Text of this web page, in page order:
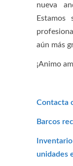
nueva
Estamos
aún más
¡Animo
Contacta
Barcos
unidades